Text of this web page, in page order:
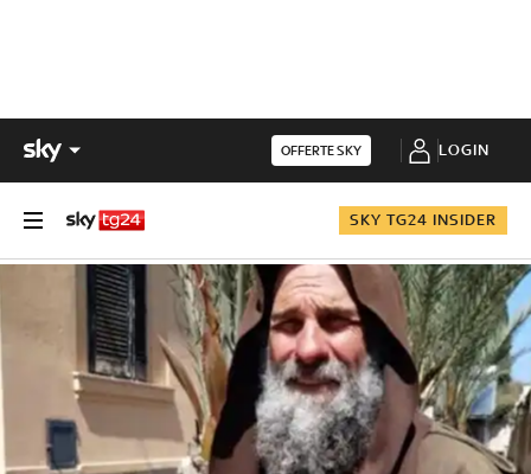
OFFERTE SKY LOGIN
SKY TG24 INSIDER